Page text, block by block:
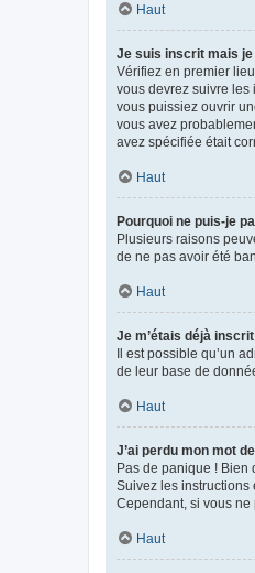
Haut
Je suis inscrit mais
Vérifiez en premier
vous devrez suivre les
vous puissiez ouvrir
vous avez
avez spécifiée était
Haut
Pourquoi ne puis-je
Plusieurs raisons
de ne pas avoir été
Haut
Je m’étais déjà
Il est possible qu’un
de leur base de
Haut
J’ai perdu mon mot
Pas de panique ! Bien
Suivez les instructions
Cependant, si vous ne
Haut